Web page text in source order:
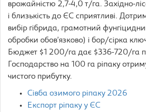
врожайністю 2,7-4,0 т/га. Західно-
і близькість до ЄС сприятливі.
вибір гібрида, грамотний
обробки обов’язково) і бор/сірка
Бюджет $1 200/га дає $336-720/га
Господарство на 100 га ріпаку
чистого прибутку.
Сівба озимого ріпаку 2026
Експорт ріпаку у ЄС